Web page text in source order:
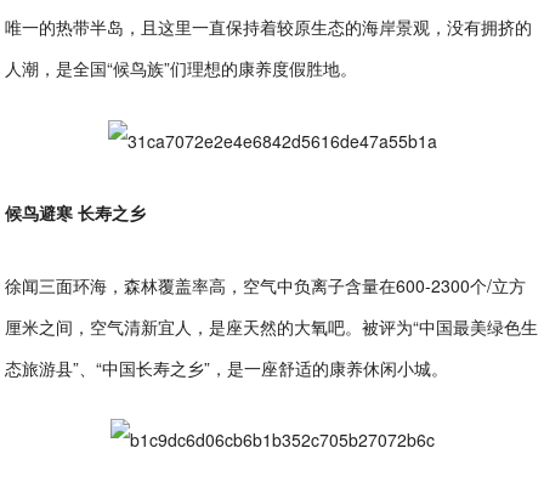
唯一的热带半岛，且这里一直保持着较原生态的海岸景观，没有拥挤的
人潮，是全国“候鸟族”们理想的康养度假胜地。
候鸟避寒 长寿之乡
徐闻三面环海，森林覆盖率高，空气中负离子含量在600-2300个/立方
厘米之间，空气清新宜人，是座天然的大氧吧。被评为“中国最美绿色生
态旅游县”、“中国长寿之乡”，是一座舒适的康养休闲小城。